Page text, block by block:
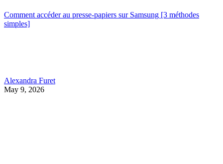
Comment accéder au presse-papiers sur Samsung [3 méthodes
simples]
Alexandra Furet
May 9, 2026